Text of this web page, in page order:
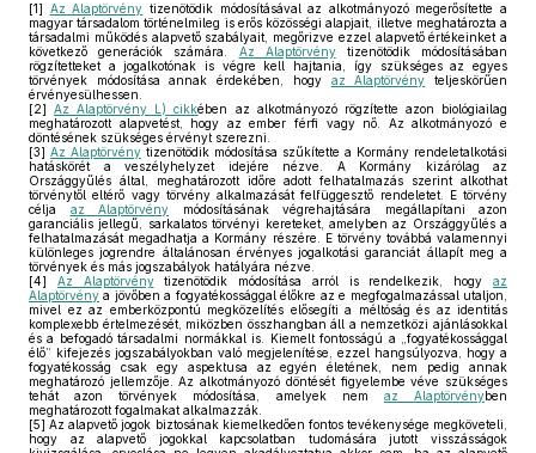
[1] Az Alaptörvény tizenötödik módosításával az alkotmányozó megerősítette a
magyar társadalom történelmileg is erős közösségi alapjait, illetve meghatározta a
társadalmi működés alapvető szabályait, megőrizve ezzel alapvető értékeinket a
következő generációk számára. Az Alaptörvénytizenötödik módosításában
rögzítetteket a jogalkotónak is végre kell hajtania, így szükséges az egyes
törvények módosítása annak érdekében, hogy az Alaptörvény teljeskörűen
érvényesülhessen.
[2] Az Alaptörvény L) cikkében az alkotmányozó rögzítette azon biológiailag
meghatározott alapvetést, hogy az ember férfi vagy nő. Az alkotmányozó e
döntésének szükséges érvényt szerezni.
[3] Az Alaptörvény tizenötödik módosítása szűkítette a Kormány rendeletalkotási
hatáskörét a veszélyhelyzet idejére nézve. A Kormány kizárólag az
Országgyűlés által, meghatározott időre adott felhatalmazás szerint alkothat
törvénytől eltérő vagy törvény alkalmazását felfüggesztő rendeletet. E törvény
célja az Alaptörvény módosításának végrehajtására megállapítani azon
garanciális jellegű, sarkalatos törvényi kereteket, amelyben az Országgyűlés a
felhatalmazását megadhatja a Kormány részére. E törvény továbbá valamennyi
különleges jogrendre általánosan érvényes jogalkotási garanciát állapít meg a
törvények és más jogszabályok hatályára nézve.
[4]
Az Alaptörvénytizenötödik módosítása arról is rendelkezik, hogyaz
Alaptörvény a jövőben a fogyatékossággal élőkre az e megfogalmazással utaljon,
mivel ez az emberközpontú megközelítés elősegíti a méltóság és az identitás
komplexebb értelmezését, miközben összhangban áll a nemzetközi ajánlásokkal
és a befogadó társadalmi normákkal is. Kiemelt fontosságú a „fogyatékossággal
élő” kifejezés jogszabályokban való megjelenítése, ezzel hangsúlyozva, hogy a
fogyatékosság csak egy aspektusa az egyén életének, nem pedig annak
meghatározó jellemzője. Az alkotmányozó döntését figyelembe véve szükséges
tehát azon törvények módosítása, amelyek nem az Alaptörvényben
meghatározott fogalmakat alkalmazzák.
[5] Az alapvető jogok biztosának kiemelkedően fontos tevékenysége megköveteli,
hogy az alapvető jogokkal kapcsolatban tudomására jutott visszásságok